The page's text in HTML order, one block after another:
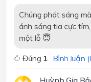
Chúng phát sáng
ánh sáng tia cực
một lỗ 😇
Đúng 1 Bình luận (
Huỳnh Gia